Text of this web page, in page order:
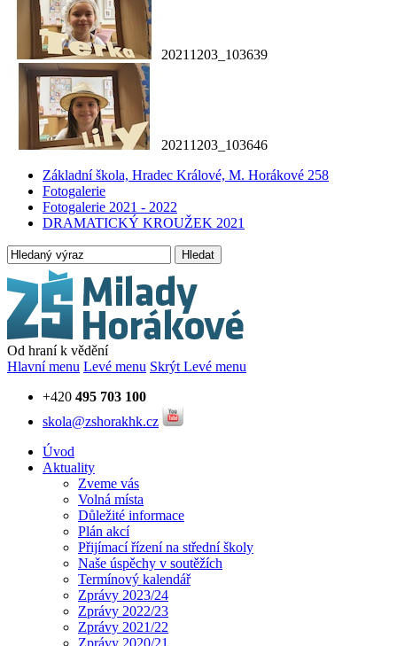
20211203_103639
20211203_103646
Základní škola, Hradec Králové, M. Horákové 258
Fotogalerie
Fotogalerie 2021 - 2022
DRAMATICKÝ KROUŽEK 2021
Hledat
Od hraní k vědění
Hlavní menu Levé menu Skrýt Levé menu
+420 495 703 100
skola@zshorakhk.cz
Úvod
Aktuality
Zveme vás
Volná místa
Důležité informace
Plán akcí
Přijímací řízení na střední školy
Naše úspěchy v soutěžích
Termínový kalendář
Zprávy 2023/24
Zprávy 2022/23
Zprávy 2021/22